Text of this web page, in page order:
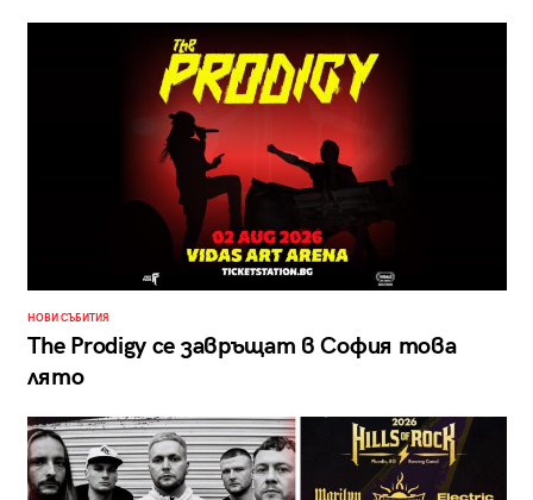
НОВИ СЪБИТИЯ
The Prodigy се завръщат в София това
лято